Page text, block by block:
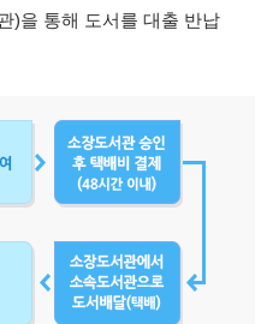
)을 통해 도서를 대출 반납